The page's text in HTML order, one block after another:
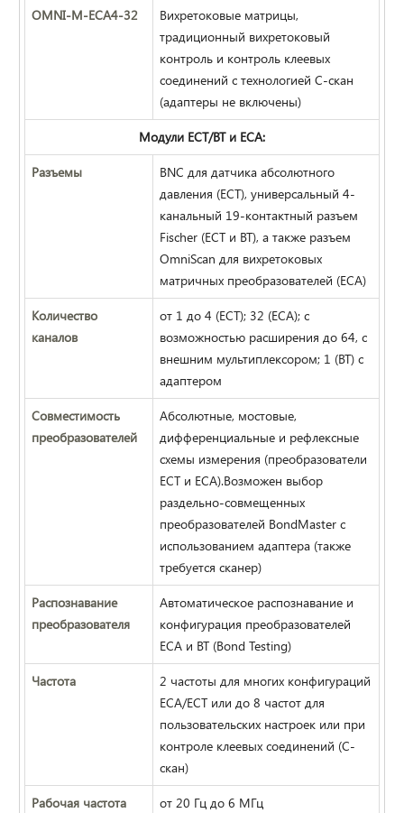
OMNI-M-ECA4-32
Вихретоковые матрицы,
традиционный вихретоковый
контроль и контроль клеевых
соединений с технологией С-скан
(адаптеры не включены)
Модули ECT/BT и ECA:
Разъемы
BNC для датчика абсолютного
давления (ECT), универсальный 4-
канальный 19-контактный разъем
Fischer (ECT и BT), а также разъем
OmniScan для вихретоковых
матричных преобразователей (ECA)
Количество
каналов
от 1 до 4 (ECT); 32 (ECA); с
возможностью расширения до 64, с
внешним мультиплексором; 1 (BT) с
адаптером
Совместимость
преобразователей
Абсолютные, мостовые,
дифференциальные и рефлексные
схемы измерения (преобразователи
ECT и ECA).Возможен выбор
раздельно-совмещенных
преобразователей BondMaster с
использованием адаптера (также
требуется сканер)
Распознавание
преобразователя
Автоматическое распознавание и
конфигурация преобразователей
ECA и BT (Bond Testing)
Частота
2 частоты для многих конфигураций
ECA/ECT или до 8 частот для
пользовательских настроек или при
контроле клеевых соединений (С-
скан)
Рабочая частота от 20 Гц до 6 МГц